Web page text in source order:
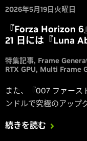
2026年5月19日火曜日
『Forza Horizon
21 日には『Luna
特集記事 Frame
RTX GPU Multi Frame
また、『007 ファース
ンドルで究極のアップ
続きを読む